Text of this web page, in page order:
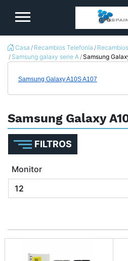
Casa Recambios Telefonía
Samsung galaxy serie A Samsung
Samsung Galaxy A10S A107
Samsung Galaxy
FILTROS
Monitor